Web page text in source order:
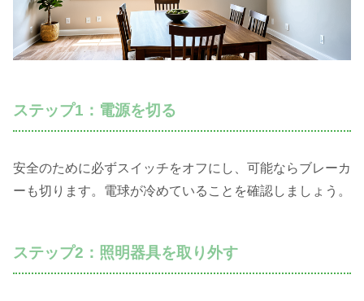
ステップ1：電源を切る
安全のために必ずスイッチをオフにし、可能ならブレーカ
ーも切ります。電球が冷めていることを確認しましょう。
ステップ2：照明器具を取り外す